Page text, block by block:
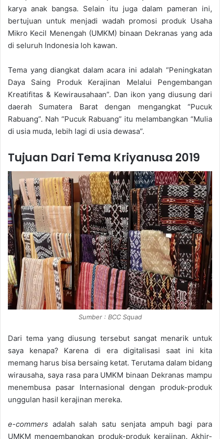
karya anak bangsa. Selain itu juga dalam pameran ini,
bertujuan untuk menjadi wadah promosi produk Usaha
Mikro Kecil Menengah (UMKM) binaan Dekranas yang ada
di seluruh Indonesia loh kawan.
Tema yang diangkat dalam acara ini adalah “Peningkatan
Daya Saing Produk Kerajinan Melalui Pengembangan
Kreatifitas & Kewirausahaan”. Dan ikon yang diusung dari
daerah Sumatera Barat dengan mengangkat “Pucuk
Rabuang”. Nah “Pucuk Rabuang” itu melambangkan “Mulia
di usia muda, lebih lagi di usia dewasa”.
Tujuan Dari Tema Kriyanusa 2019
Sumber : BCC Squad
Dari tema yang diusung tersebut sangat menarik untuk
saya kenapa? Karena di era digitalisasi saat ini kita
memang harus bisa bersaing ketat. Terutama dalam bidang
wirausaha, saya rasa para UMKM binaan Dekranas mampu
menembusa pasar Internasional dengan produk-produk
unggulan hasil kerajinan mereka.
e-commers adalah salah satu senjata ampuh bagi para
UMKM mengembangkan produk-produk kerajinan. Akhir-